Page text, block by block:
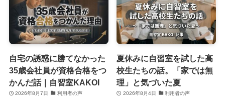
自宅の誘惑に勝てなかった
35歳会社員が資格合格をつ
かんだ話｜自習室KAKOI
2026年8月7日 利用者の声
夏休みに自習室を試した高
校生たちの話。「家では無
理」と気づいた夏
2026年8月4日 利用者の声